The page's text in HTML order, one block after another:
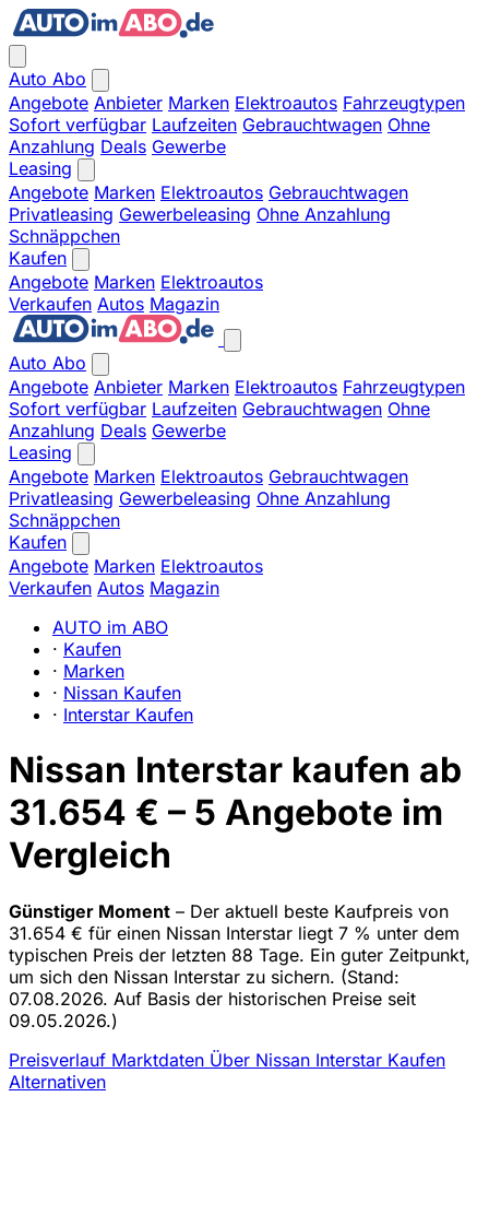
Auto Abo
Angebote Anbieter Marken Elektroautos Fahrzeugtypen
Sofort verfügbar Laufzeiten Gebrauchtwagen Ohne
Anzahlung Deals Gewerbe
Leasing
Angebote Marken Elektroautos Gebrauchtwagen
Privatleasing Gewerbeleasing Ohne Anzahlung
Schnäppchen
Kaufen
Angebote Marken Elektroautos
Verkaufen Autos Magazin
Auto Abo
Angebote Anbieter Marken Elektroautos Fahrzeugtypen
Sofort verfügbar Laufzeiten Gebrauchtwagen Ohne
Anzahlung Deals Gewerbe
Leasing
Angebote Marken Elektroautos Gebrauchtwagen
Privatleasing Gewerbeleasing Ohne Anzahlung
Schnäppchen
Kaufen
Angebote Marken Elektroautos
Verkaufen Autos Magazin
AUTO im ABO
· Kaufen
· Marken
· Nissan Kaufen
· Interstar Kaufen
Nissan Interstar kaufen ab
31.654 € – 5 Angebote im
Vergleich
Günstiger Moment – Der aktuell beste Kaufpreis von
31.654 € für einen Nissan Interstar liegt 7 % unter dem
typischen Preis der letzten 88 Tage. Ein guter Zeitpunkt,
um sich den Nissan Interstar zu sichern. (Stand:
07.08.2026. Auf Basis der historischen Preise seit
09.05.2026.)
Preisverlauf Marktdaten Über Nissan Interstar Kaufen
Alternativen